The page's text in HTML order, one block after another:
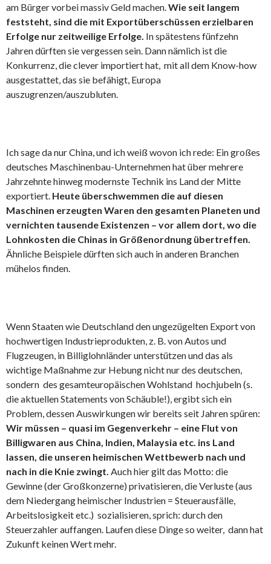
am Bürger vorbei massiv Geld machen.Wie seit langem
feststeht, sind die mit Exportüberschüssen erzielbaren
Erfolge nur zeitweilige Erfolge. In spätestens fünfzehn
Jahren dürften sie vergessen sein. Dann nämlich ist die
Konkurrenz, die clever importiert hat, mit all dem Know-how
ausgestattet, das sie befähigt, Europa
auszugrenzen/auszubluten.
Ich sage da nur China, und ich weiß wovon ich rede: Ein großes
deutsches Maschinenbau-Unternehmen hat über mehrere
Jahrzehnte hinweg modernste Technik ins Land der Mitte
exportiert. Heute überschwemmen die auf diesen
Maschinen erzeugten Waren den gesamten Planeten und
vernichten tausende Existenzen – vor allem dort, wo die
Lohnkosten die Chinas in Größenordnung übertreffen.
Ähnliche Beispiele dürften sich auch in anderen Branchen
mühelos finden.
Wenn Staaten wie Deutschland den ungezügelten Export von
hochwertigen Industrieprodukten, z. B. von Autos und
Flugzeugen, in Billiglohnländer unterstützen und das als
wichtige Maßnahme zur Hebung nicht nur des deutschen,
sondern des gesamteuropäischen Wohlstand hochjubeln (s.
die aktuellen Statements von Schäuble!), ergibt sich ein
Problem, dessen Auswirkungen wir bereits seit Jahren spüren:
Wir müssen – quasi im Gegenverkehr – eine Flut von
Billigwaren aus China, Indien, Malaysia etc. ins Land
lassen, die unseren heimischen Wettbewerb nach und
nach in die Knie zwingt. Auch hier gilt das Motto: die
Gewinne (der Großkonzerne) privatisieren, die Verluste (aus
dem Niedergang heimischer Industrien = Steuerausfälle,
Arbeitslosigkeit etc.) sozialisieren, sprich: durch den
Steuerzahler auffangen. Laufen diese Dinge so weiter, dann hat
Zukunft keinen Wert mehr.